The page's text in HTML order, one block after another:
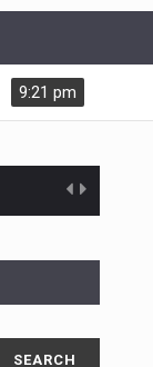
9:21 pm